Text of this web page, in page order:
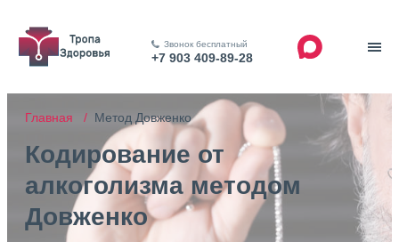
Звонок бесплатный
+7 903 409-89-28
Главная / Метод Довженко
Кодирование от
алкоголизма методом
Довженко